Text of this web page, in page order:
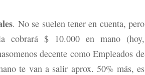
. No se suelen tener en cuenta, pero
cobrará $ 10.000 en mano (hoy,
decente como Empleados de
te van a salir aprox. 50% más, es